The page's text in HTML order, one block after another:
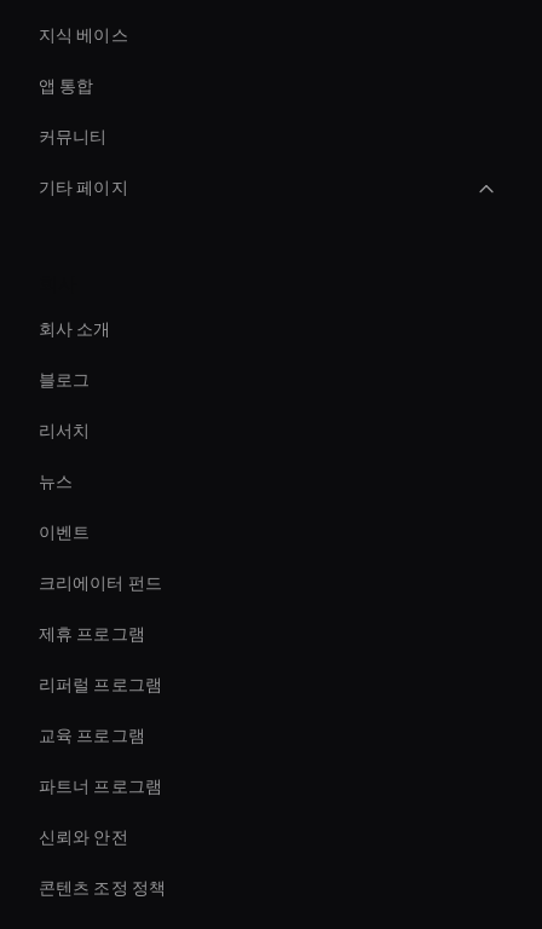
지식 베이스
앱 통합
커뮤니티
기타 페이지
Hologram Avatar
AI 비디오 썸네일 생성기
AI 비디오 자막 생성기
Live Video Avatar
conversational ai avatar
Ai Avatar For Zoom Meetings
회사 소개
블로그
리서치
뉴스
이벤트
크리에이터 펀드
제휴 프로그램
리퍼럴 프로그램
교육 프로그램
파트너 프로그램
신뢰와 안전
콘텐츠 조정 정책